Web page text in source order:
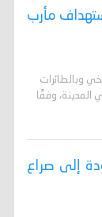
مأرب
وبالطائرات
المدينة، وفقًا
إلى صراع